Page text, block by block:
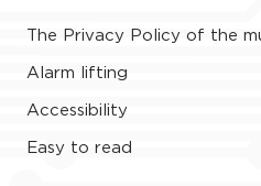
The Privacy Policy of the
Alarm lifting
Accessibility
Easy to read